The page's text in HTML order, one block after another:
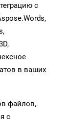
с
в ваших
файлов,
с